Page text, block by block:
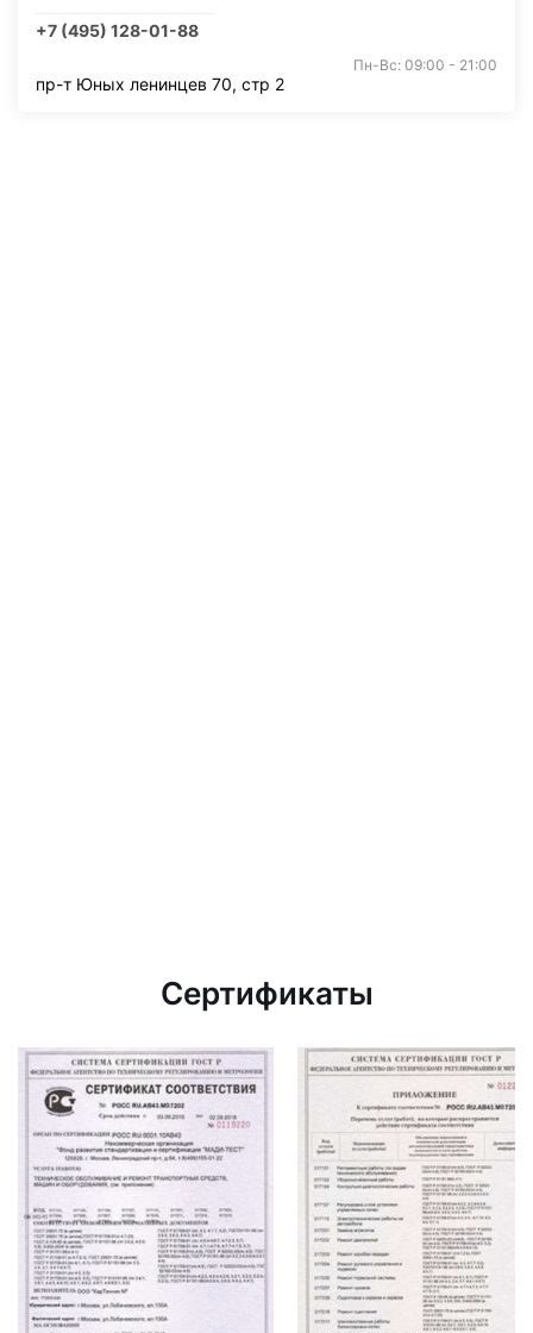
+7 (495) 128-01-88
Пн-Вс: 09:00 - 21:00
пр-т Юных ленинцев 70, стр 2
Сертификаты